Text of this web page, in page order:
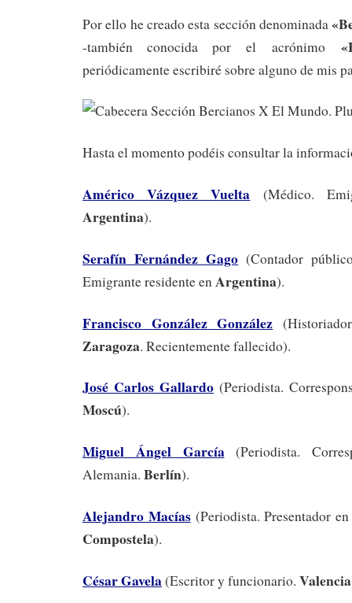
Por ello he creado esta sección denominada
-también conocida por el acrónimo
periódicamente escribiré sobre alguno de mis
Hasta el momento podéis consultar la
Américo Vázquez Vuelta (Médico.
Argentina).
Serafín Fernández Gago (Contador
Emigrante residente enArgentina).
Francisco González González
Zaragoza. Recientemente fallecido).
José Carlos Gallardo (Periodista.
Moscú).
Miguel Ángel García(Periodista.
Alemania. Berlín).
Alejandro Macías (Periodista. Presentador
Compostela).
César Gavela(Escritor y funcionario. Valencia